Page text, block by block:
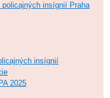
insígnií Praha
insígnií
2025